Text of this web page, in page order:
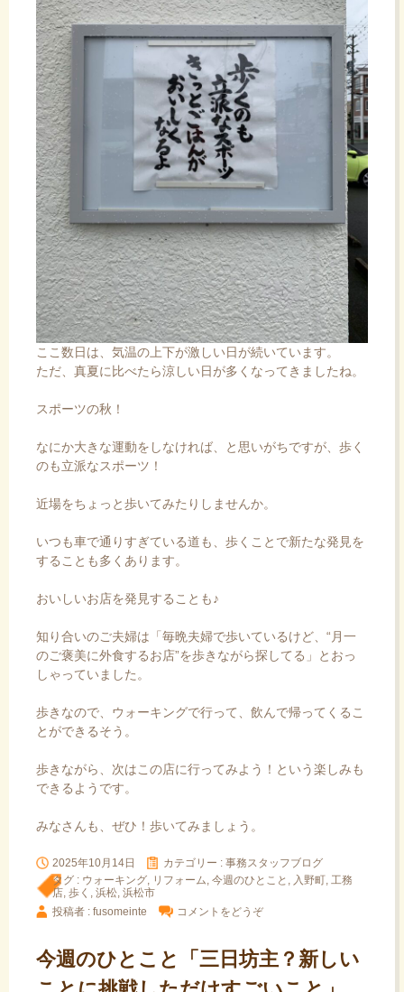
ここ数日は、気温の上下が激しい日が続いています。
ただ、真夏に比べたら涼しい日が多くなってきましたね。
スポーツの秋！
なにか大きな運動をしなければ、と思いがちですが、歩く
のも立派なスポーツ！
近場をちょっと歩いてみたりしませんか。
いつも車で通りすぎている道も、歩くことで新たな発見を
することも多くあります。
おいしいお店を発見することも♪
知り合いのご夫婦は「毎晩夫婦で歩いているけど、“月一
のご褒美に外食するお店”を歩きながら探してる」とおっ
しゃっていました。
歩きなので、ウォーキングで行って、飲んで帰ってくるこ
とができるそう。
歩きながら、次はこの店に行ってみよう！という楽しみも
できるようです。
みなさんも、ぜひ！歩いてみましょう。
2025年10月14日 カテゴリー : 事務スタッフブログ
タグ : ウォーキング, リフォーム, 今週のひとこと , 入野町, 工務
店, 歩く , 浜松, 浜松市
投稿者 : fusomeinte
コメントをどうぞ
今週のひとこと「三日坊主？新しい